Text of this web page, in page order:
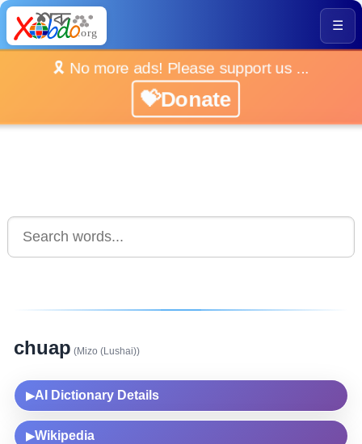
☰
🎗️ No more ads! Please support us ...
💝Donate
chuap (Mizo (Lushai))
▶AI Dictionary Details
▶Wikipedia